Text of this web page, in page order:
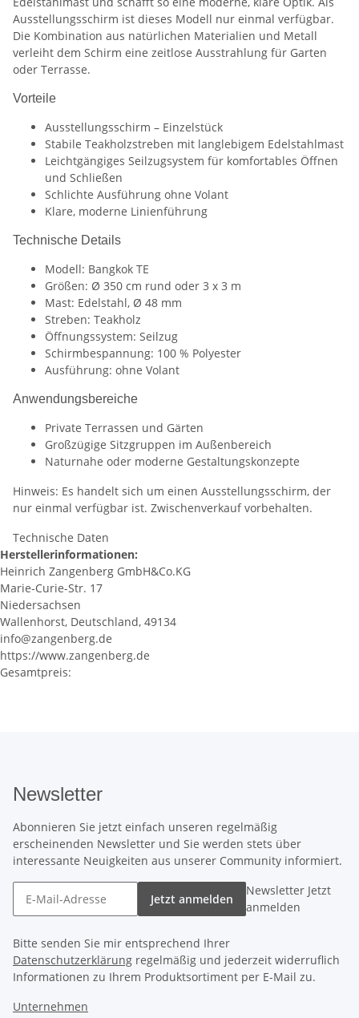
Ausstellungsschirm ist dieses Modell nur einmal verfügbar.
Die Kombination aus natürlichen Materialien und Metall
verleiht dem Schirm eine zeitlose Ausstrahlung für Garten
oder Terrasse.
Vorteile
Ausstellungsschirm – Einzelstück
Stabile Teakholzstreben mit langlebigem Edelstahlmast
Leichtgängiges Seilzugsystem für komfortables Öffnen
und Schließen
Schlichte Ausführung ohne Volant
Klare, moderne Linienführung
Technische Details
Modell: Bangkok TE
Größen: Ø 350 cm rund oder 3 x 3 m
Mast: Edelstahl, Ø 48 mm
Streben: Teakholz
Öffnungssystem: Seilzug
Schirmbespannung: 100 % Polyester
Ausführung: ohne Volant
Anwendungsbereiche
Private Terrassen und Gärten
Großzügige Sitzgruppen im Außenbereich
Naturnahe oder moderne Gestaltungskonzepte
Hinweis: Es handelt sich um einen Ausstellungsschirm, der
nur einmal verfügbar ist. Zwischenverkauf vorbehalten.
Technische Daten
Herstellerinformationen:
Heinrich Zangenberg GmbH&Co.KG
Marie-Curie-Str. 17
Niedersachsen
Wallenhorst, Deutschland, 49134
info@zangenberg.de
https://www.zangenberg.de
Gesamtpreis:
Newsletter
Abonnieren Sie jetzt einfach unseren regelmäßig
erscheinenden Newsletter und Sie werden stets über
interessante Neuigkeiten aus unserer Community informiert.
Jetzt anmelden
Newsletter Jetzt
anmelden
Bitte senden Sie mir entsprechend Ihrer
Datenschutzerklärung regelmäßig und jederzeit widerruflich
Informationen zu Ihrem Produktsortiment per E-Mail zu.
Unternehmen